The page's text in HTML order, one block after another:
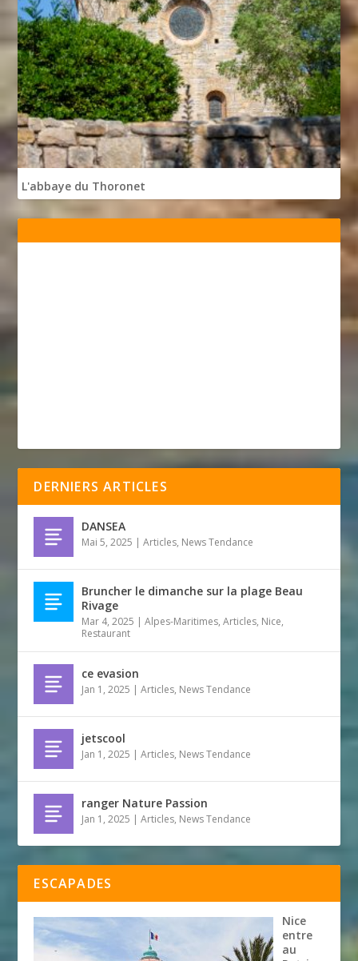
L'abbaye du Thoronet
DERNIERS ARTICLES
DANSEA
Mai 5, 2025 |Articles, News Tendance
Bruncher le dimanche sur la plage Beau
Rivage
Mar 4, 2025 |Alpes-Maritimes,Articles, Nice,
Restaurant
ce evasion
Jan 1, 2025 |Articles, News Tendance
jetscool
Jan 1, 2025 |Articles, News Tendance
ranger Nature Passion
Jan 1, 2025 |Articles, News Tendance
ESCAPADES
Nice
entre
au